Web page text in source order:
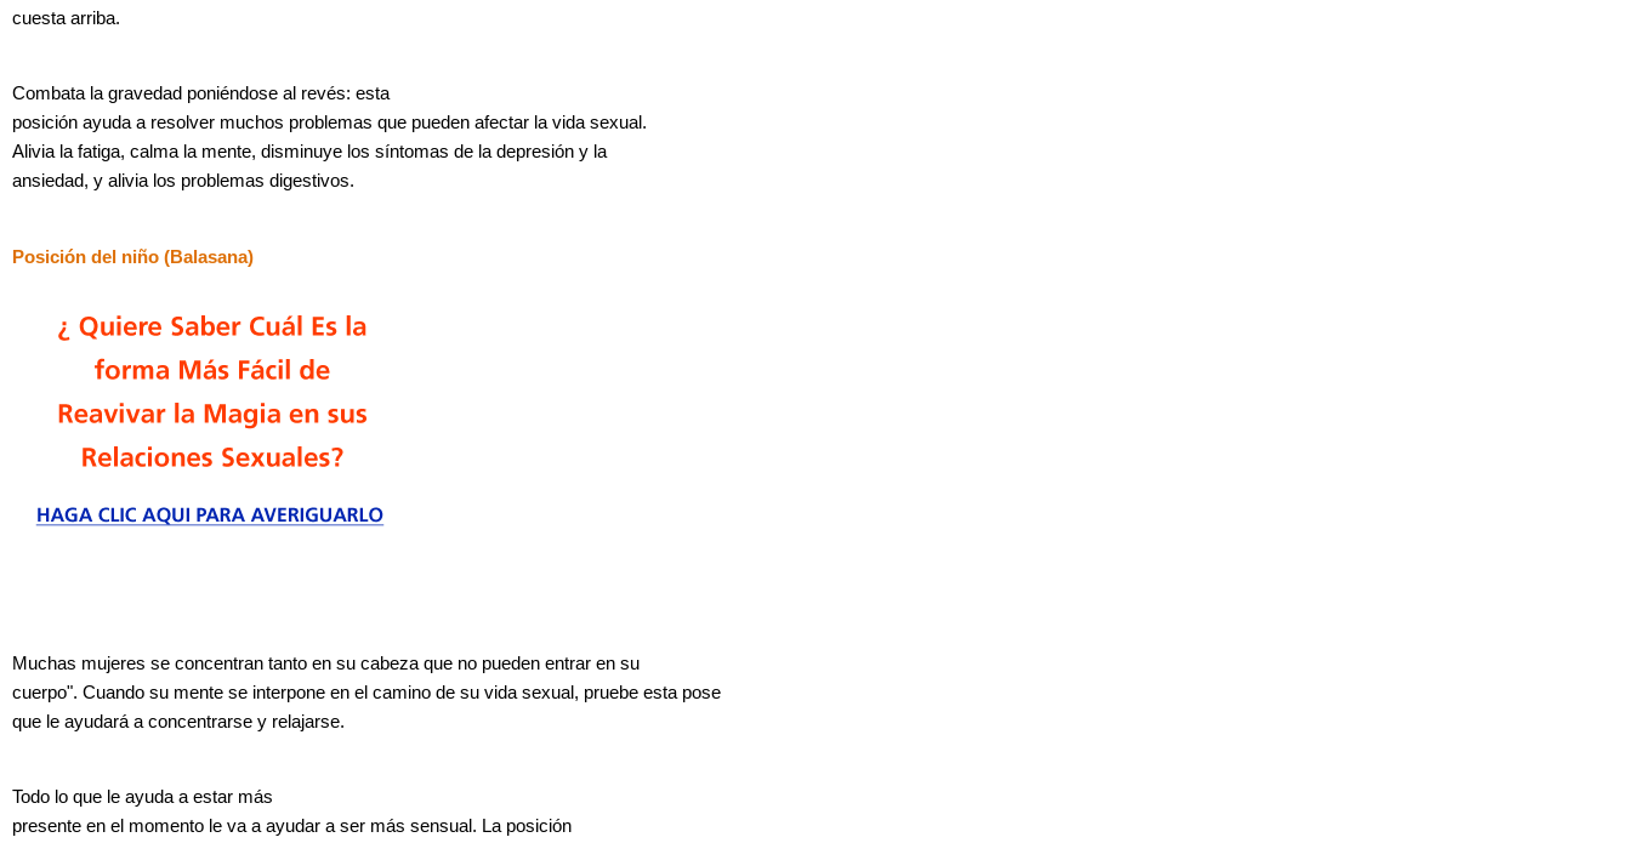
cuesta arriba.
Combata la gravedad poniéndose al revés: esta
posición ayuda a resolver muchos problemas que pueden afectar la vida sexual.
Alivia la fatiga, calma la mente, disminuye los síntomas de la depresión y la
ansiedad, y alivia los problemas digestivos.
Posición del niño (Balasana)
Muchas mujeres se concentran tanto en su cabeza que no pueden entrar en su
cuerpo". Cuando su mente se interpone en el camino de su vida sexual, pruebe esta pose
que le ayudará a concentrarse y relajarse.
Todo lo que le ayuda a estar más
presente en el momento le va a ayudar a ser más sensual. La posición